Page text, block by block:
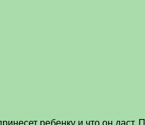
ребенку и что он